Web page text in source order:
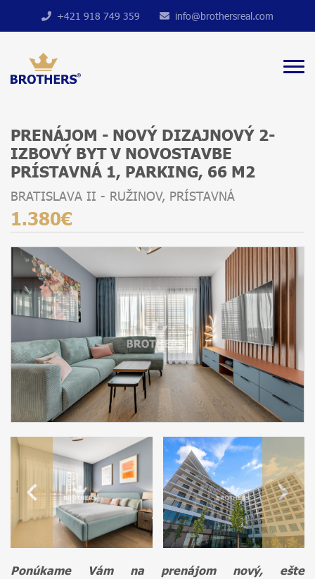
+421 918 749 359 info@brothersreal.com
PRENÁJOM - NOVÝ DIZAJNOVÝ 2-
IZBOVÝ BYT V NOVOSTAVBE
PRÍSTAVNÁ 1, PARKING, 66 M2
BRATISLAVA II - RUŽINOV, PRÍSTAVNÁ
1.380€
Ponúkame Vám na prenájom nový, ešte